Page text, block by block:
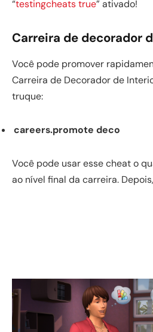
“testingcheats true” ativado!
Carreira de decorador
Você pode promover
Carreira de Decorador de
truque:
careers.promote deco
Você pode usar esse cheat o
ao nível final da carreira.